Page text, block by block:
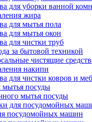
для уборки ванной
жира
для мытья пола
для мытья окон
для чистки труб
за бытовой техникой
чистящие
накипи
для чистки ковров и
мытья посуды
мытья посуды
для посудомойных
посудомойных машин